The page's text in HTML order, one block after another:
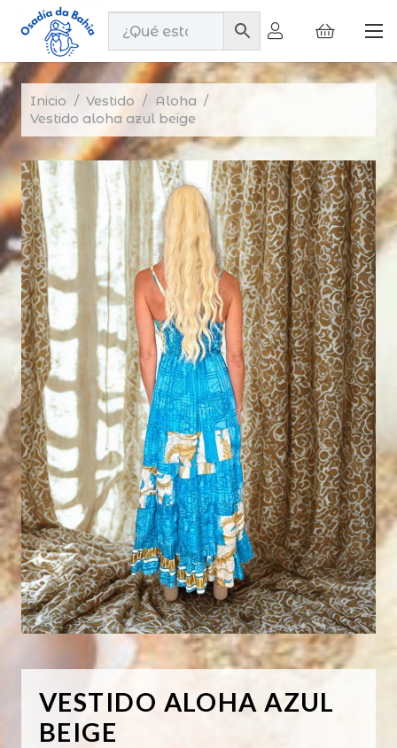
Inicio / Vestido / Aloha /
Vestido aloha azul beige
VESTIDO ALOHA AZUL
BEIGE